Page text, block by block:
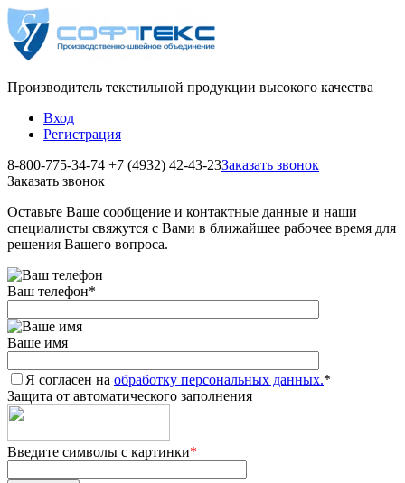
Производитель текстильной продукции высокого качества
Вход
Регистрация
8-800-775-34-74 +7 (4932) 42-43-23Заказать звонок
Заказать звонок
Оставьте Ваше сообщение и контактные данные и наши
специалисты свяжутся с Вами в ближайшее рабочее время для
решения Вашего вопроса.
Ваш телефон*
Ваше имя
Я согласен на обработку персональных данных.*
Защита от автоматического заполнения
Введите символы с картинки*